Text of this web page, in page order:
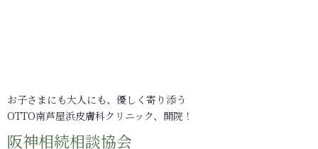
お子さまにも大人にも、優しく寄り添う
OTTO南芦屋浜皮膚科クリニック、開院！
阪神相続相談協会